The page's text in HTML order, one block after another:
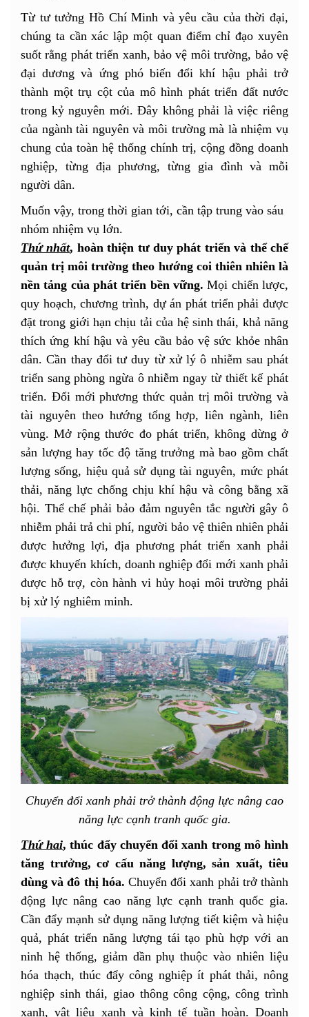
Từ tư tưởng Hồ Chí Minh và yêu cầu của thời đại,
chúng ta cần xác lập một quan điểm chỉ đạo xuyên
suốt rằng phát triển xanh, bảo vệ môi trường, bảo vệ
đại dương và ứng phó biến đổi khí hậu phải trở
thành một trụ cột của mô hình phát triển đất nước
trong kỷ nguyên mới. Đây không phải là việc riêng
của ngành tài nguyên và môi trường mà là nhiệm vụ
chung của toàn hệ thống chính trị, cộng đồng doanh
nghiệp, từng địa phương, từng gia đình và mỗi
người dân.
Muốn vậy, trong thời gian tới, cần tập trung vào sáu
nhóm nhiệm vụ lớn.
Thứ nhất, hoàn thiện tư duy phát triển và thể chế
quản trị môi trường theo hướng coi thiên nhiên là
nền tảng của phát triển bền vững. Mọi chiến lược,
quy hoạch, chương trình, dự án phát triển phải được
đặt trong giới hạn chịu tải của hệ sinh thái, khả năng
thích ứng khí hậu và yêu cầu bảo vệ sức khỏe nhân
dân. Cần thay đổi tư duy từ xử lý ô nhiễm sau phát
triển sang phòng ngừa ô nhiễm ngay từ thiết kế phát
triển. Đổi mới phương thức quản trị môi trường và
tài nguyên theo hướng tổng hợp, liên ngành, liên
vùng. Mở rộng thước đo phát triển, không dừng ở
sản lượng hay tốc độ tăng trưởng mà bao gồm chất
lượng sống, hiệu quả sử dụng tài nguyên, mức phát
thải, năng lực chống chịu khí hậu và công bằng xã
hội. Thể chế phải bảo đảm nguyên tắc người gây ô
nhiễm phải trả chi phí, người bảo vệ thiên nhiên phải
được hưởng lợi, địa phương phát triển xanh phải
được khuyến khích, doanh nghiệp đổi mới xanh phải
được hỗ trợ, còn hành vi hủy hoại môi trường phải
bị xử lý nghiêm minh.
Chuyển đổi xanh phải trở thành động lực nâng cao
năng lực cạnh tranh quốc gia.
Thứ hai, thúc đẩy chuyển đổi xanh trong mô hình
tăng trưởng, cơ cấu năng lượng, sản xuất, tiêu
dùng và đô thị hóa. Chuyển đổi xanh phải trở thành
động lực nâng cao năng lực cạnh tranh quốc gia.
Cần đẩy mạnh sử dụng năng lượng tiết kiệm và hiệu
quả, phát triển năng lượng tái tạo phù hợp với an
ninh hệ thống, giảm dần phụ thuộc vào nhiên liệu
hóa thạch, thúc đẩy công nghiệp ít phát thải, nông
nghiệp sinh thái, giao thông công cộng, công trình
xanh, vật liệu xanh và kinh tế tuần hoàn. Doanh